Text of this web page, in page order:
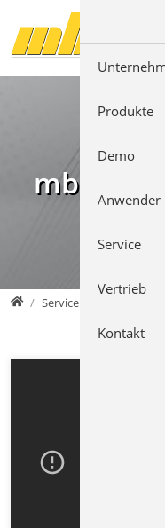
Direkt zur Hauptnavigation
Direkt zum Inhalt springen
mb Videos
mb AEC Software GmbH
Service
Produkte
Demo
Anwender
Service
Vertrieb
Kontakt